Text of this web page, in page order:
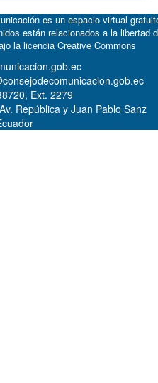
es un espacio virtual
están relacionados a la libertad
la licencia Creative Commons
Ext. 2279
República y Juan Pablo Sanz